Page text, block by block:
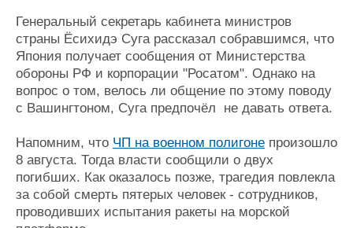
Реклама
Конференции
Выставки и семинары
Личности
Словарь
Флот
Галерея флота
Форум
Все службы
Генеральный секретарь кабинета министров
страны Ёсихидэ Суга рассказал собравшимся, что
Япония получает сообщения от Министерства
обороны РФ и корпорации "Росатом". Однако на
вопрос о том, велось ли общение по этому поводу
с Вашингтоном, Суга предпочёл не давать ответа.
Напомним, что ЧП на военном полигоне произошло
8 августа. Тогда власти сообщили о двух
погибших. Как оказалось позже, трагедия повлекла
за собой смерть пятерых человек - сотрудников,
проводивших испытания ракеты на морской